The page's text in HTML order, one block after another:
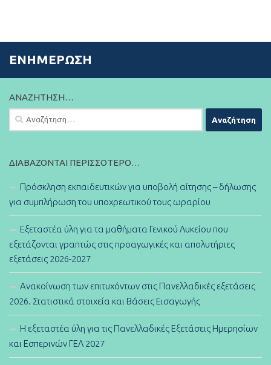
ΕΝΗΜΈΡΩΣΗ
ΑΝΑΖΉΤΗΣΗ…
Αναζήτηση
για:
ΔΙΑΒΆΖΟΝΤΑΙ ΠΕΡΙΣΣΌΤΕΡΟ…
Πρόσκληση εκπαιδευτικών για υποβολή αίτησης – δήλωσης
για συμπλήρωση του υποχρεωτικού τους ωραρίου
Εξεταστέα ύλη για τα μαθήματα Γενικού Λυκείου που
εξετάζονται γραπτώς στις προαγωγικές και απολυτήριες
εξετάσεις 2026-2027
Ανακοίνωση των επιτυχόντων στις Πανελλαδικές εξετάσεις
2026. Στατιστικά στοιχεία και Βάσεις Εισαγωγής
Η εξεταστέα ύλη για τις Πανελλαδικές Εξετάσεις Ημερησίων
και Εσπερινών ΓΕΛ 2027